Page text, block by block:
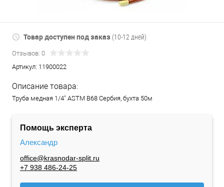
Товар доступен под заказ (10-12 дней)
Отзывов: 0
Артикул: 11900022
Описание товара:
Труба медная 1/4" ASTM B68 Сербия, бухта 50м
Помощь эксперта
Александр
office@krasnodar-split.ru
+7 938 486-24-25